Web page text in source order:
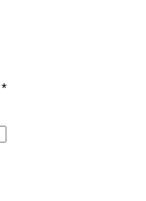
*სავალდებულო